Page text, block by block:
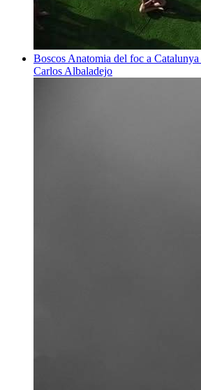
Boscos Anatomia del foc a Catalunya
Carlos Albaladejo